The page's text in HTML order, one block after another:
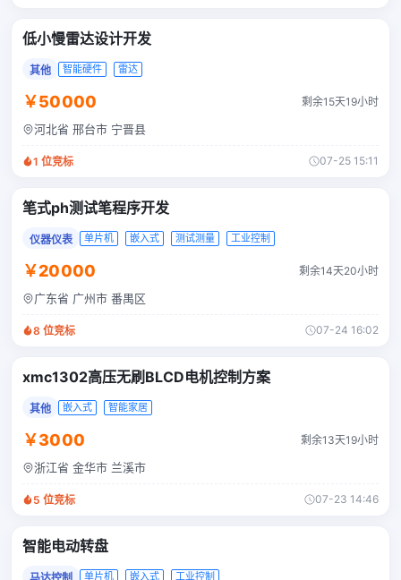
低小慢雷达设计开发
其他 智能硬件 雷达
￥50000 剩余15天19小时
河北省 邢台市 宁晋县
1 位竞标 07-25 15:11
笔式ph测试笔程序开发
仪器仪表 单片机 嵌入式 测试测量 工业控制
￥20000 剩余14天20小时
广东省 广州市 番禺区
8 位竞标 07-24 16:02
xmc1302高压无刷BLCD电机控制方案
其他 嵌入式 智能家居
￥3000 剩余13天19小时
浙江省 金华市 兰溪市
5 位竞标 07-23 14:46
智能电动转盘
马达控制 单片机 嵌入式 工业控制